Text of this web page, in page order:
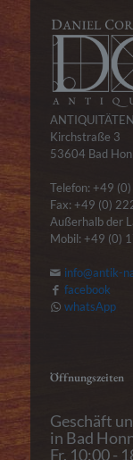
Kirchstraße 3
53604 Bad
Telefon: +49
Fax: +49 (0)
Außerhalb der
Mobil: +49 (0)
info@antik-
facebook
whatsApp
Öffnungszeiten
Geschäft
in Bad
Fr. 10:00 -